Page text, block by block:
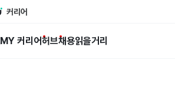
커리어
MY 커리어허브채용읽을거리